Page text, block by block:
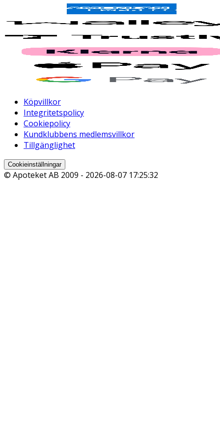
Köpvillkor
Integritetspolicy
Cookiepolicy
Kundklubbens medlemsvillkor
Tillgänglighet
Cookieinställningar
© Apoteket AB 2009 - 2026-08-07 17:25:32